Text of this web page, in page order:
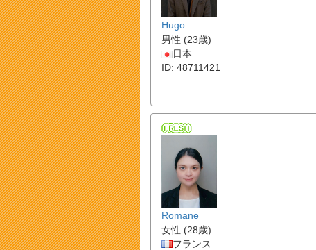
Hugo
男性 (23歳)
日本
ID: 48711421
Romane
女性 (28歳)
フランス